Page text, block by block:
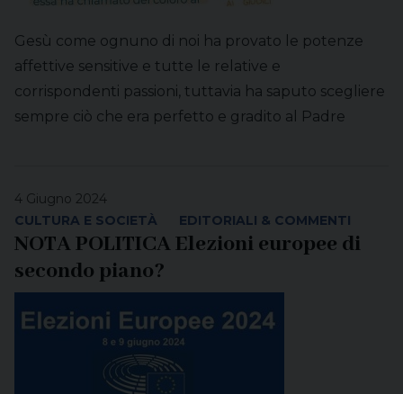
Gesù come ognuno di noi ha provato le potenze
affettive sensitive e tutte le relative e
corrispondenti passioni, tuttavia ha saputo scegliere
sempre ciò che era perfetto e gradito al Padre
4 Giugno 2024
CULTURA E SOCIETÀ
EDITORIALI & COMMENTI
NOTA POLITICA Elezioni europee di
secondo piano?